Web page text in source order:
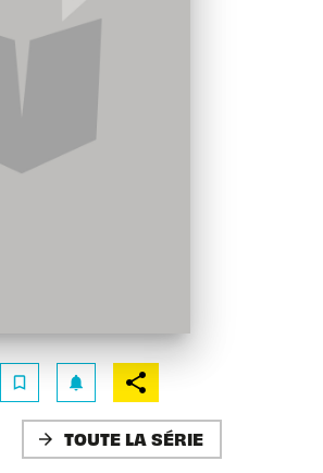
bookmark_border notifications
arrow_forward TOUTE LA SÉRIE